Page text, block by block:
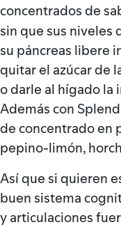
concentrados de
sin que sus niveles
su páncreas libere
quitar el azúcar de
o darle al hígado la
Además con
de concentrado en
pepino-limón,
Así que si quieren
buen sistema
y articulaciones